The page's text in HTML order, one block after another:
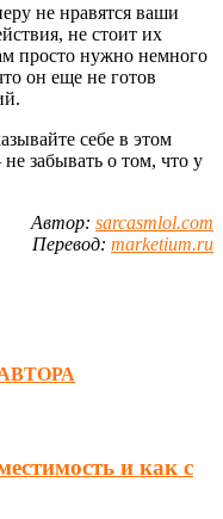
не нравятся ваши
не стоит их
просто нужно немного
он еще не готов
себе в этом
забывать о том, что у
Автор: sarcasmlol.com
Перевод: marketium.ru
и как с